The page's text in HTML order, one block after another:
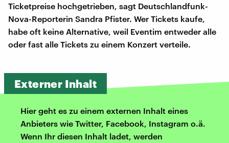
Ticketpreise hochgetrieben, sagt Deutschlandfunk-
Nova-Reporterin Sandra Pfister. Wer Tickets kaufe,
habe oft keine Alternative, weil Eventim entweder alle
oder fast alle Tickets zu einem Konzert verteile.
Externer Inhalt
Hier geht es zu einem externen Inhalt eines
Anbieters wie Twitter, Facebook, Instagram o.ä.
Wenn Ihr diesen Inhalt ladet, werden